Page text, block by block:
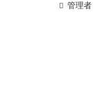
管理者